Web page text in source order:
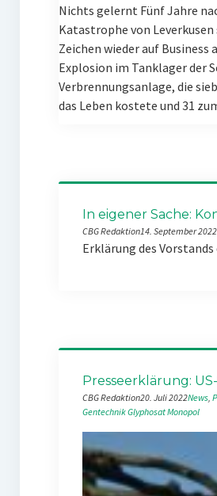
Nichts gelernt Fünf Jahre
Katastrophe von Leverkusen
Zeichen wieder auf Business
Explosion im Tanklager der
Verbrennungsanlage, die
das Leben kostete und 31
In eigener Sache:
CBG Redaktion14. September 2022
Erklärung des
Presseerklärung:
CBG Redaktion20. Juli 2022News,
GentechnikGlyphosatMonopol